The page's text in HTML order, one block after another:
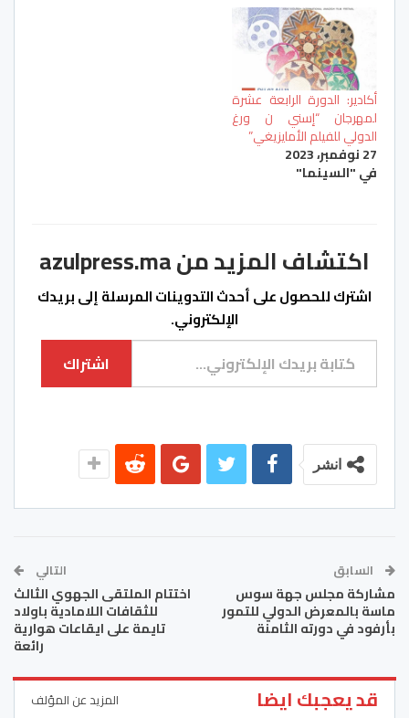
أكادير: الدورة الرابعة عشرة
لمهرجان “إسني ن ورغ
الدولي للفيلم الأمايزيغي”
27 نوفمبر، 2023
في "السينما"
اكتشاف المزيد من azulpress.ma
اشترك للحصول على أحدث التدوينات المرسلة إلى بريدك
الإلكتروني.
كتابة بريدك الإلكتروني...
اشتراك
انشر
السابق
مشاركة مجلس جهة سوس
ماسة بالمعرض الدولي للتمور
بأرفود في دورته الثامنة
التالي
اختتام الملتقى الجهوي الثالث
للثقافات اللامادية باولاد
تايمة على ايقاعات هوارية
رائعة
قد يعجبك ايضا المزيد عن المؤلف